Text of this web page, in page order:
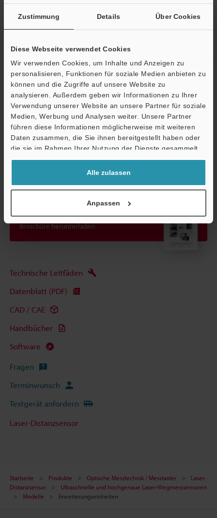
Zustimmung Details Über Cookies
Diese Webseite verwendet Cookies
Wir verwenden Cookies, um Inhalte und Anzeigen zu
personalisieren, Funktionen für soziale Medien anbieten zu
können und die Zugriffe auf unsere Website zu
analysieren. Außerdem geben wir Informationen zu Ihrer
Verwendung unserer Website an unsere Partner für soziale
Medien, Werbung und Analysen weiter. Unsere Partner
führen diese Informationen möglicherweise mit weiteren
Daten zusammen, die Sie ihnen bereitgestellt haben oder
die sie im Rahmen Ihrer Nutzung der Dienste gesammelt
haben.
Alle zulassen
Anpassen
Wenn zwei
Relative
Luftfeuchtigkeit
Gewicht
Datenblatt (PDF)
Andere Modelle
Broschüre herunterladen
Technische Leitfäden
Datenblatt (PDF)
CAD / CAE
Handbücher
Software
Fragen
Terminwunsch
Testgerät anfordern
Laser-Distanzsensor
Startseite Produkte Optische Messtechnik / Messtaster
Laser-
Distanzsensor
Ultraschnelle und hochgenaue Laser-Wegmesssensoren
Modelle
Erweiterungseinheiten
Support